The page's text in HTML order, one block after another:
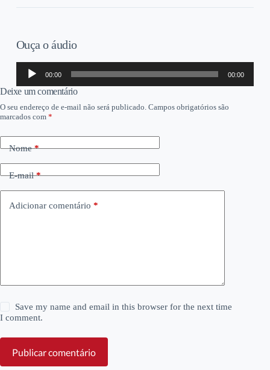
Ouça o áudio
Tocador
áudio
00:00 00:00
Deixe um comentário
O seu endereço de e-mail não será publicado. Campos obrigatórios são
marcados com *
Nome*
E-mail*
Adicionar comentário *
Save my name and email in this browser for the next time
I comment.
Publicar comentário